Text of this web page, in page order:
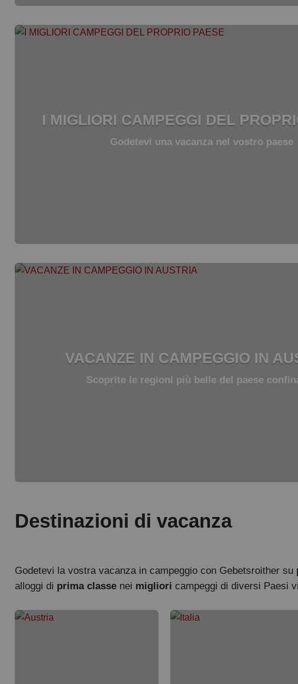
I MIGLIORI CAMPEGGI DEL
Godetevi una vacanza nel vostro paese
VACANZE IN CAMPEGGIO IN
Scoprite le regioni più belle del paese
Destinazioni di vacanza
Godetevi la vostra vacanza in campeggio con Gebetsroither su
alloggi di prima classe nei migliori campeggi di diversi Paesi